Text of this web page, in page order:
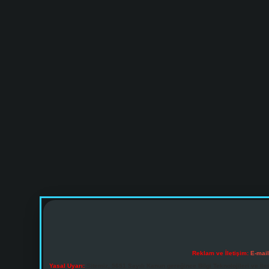
Reklam ve İletişim: E-
Yasal Uyarı:Sitemiz, 5651 Sayılı Kanun gereğince Bilgi Teknolojileri ve